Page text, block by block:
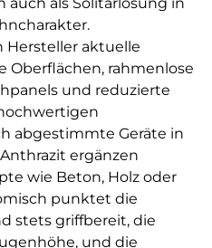
Hersteller aktuelle
Oberflächen, rahmenlose
und reduzierte
abgestimmte Geräte in
ergänzen
wie Beton, Holz oder
punktet die
stets griffbereit, die
und die